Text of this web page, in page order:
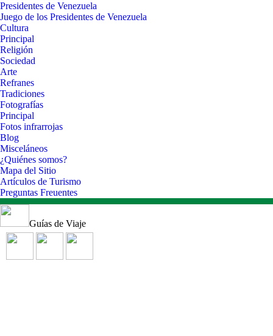
Presidentes de Venezuela
Juego de los Presidentes de Venezuela
Cultura
Principal
Religión
Sociedad
Arte
Refranes
Tradiciones
Fotografías
Principal
Fotos infrarrojas
Blog
Misceláneos
¿Quiénes somos?
Mapa del Sitio
Artículos de Turismo
Preguntas Freuentes
Guías de Viaje